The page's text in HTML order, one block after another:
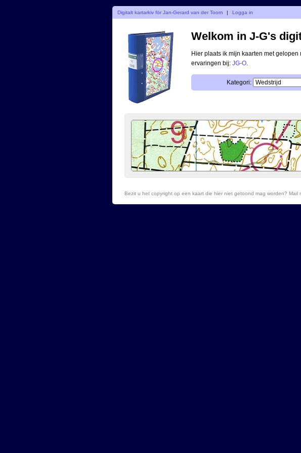
Digitalt kartarkiv för Jan-Gerard van der Toorn | Logga in
Welkom in J-G's
Hier plaats ik mijn kaarten met
ervaringen bij: JG-O
Kategori:
Bezit u het copyright op een kaart die hier niet getoond mag worden? Mail